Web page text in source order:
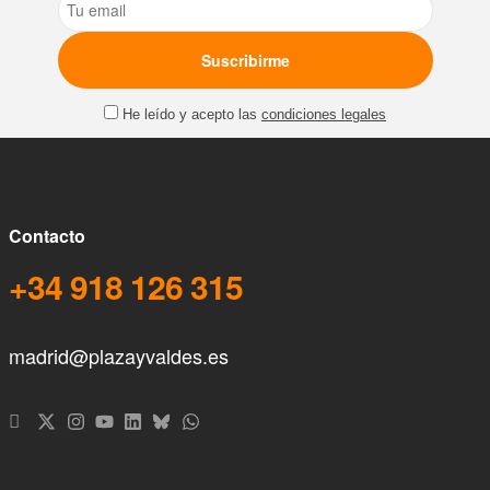
He leído y acepto las condiciones legales
Contacto
+34 918 126 315
madrid@plazayvaldes.es